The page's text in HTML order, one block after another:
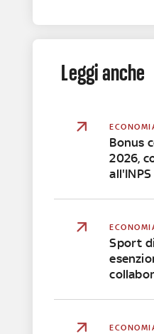
Leggi anche
Bonus
2026,
Sport